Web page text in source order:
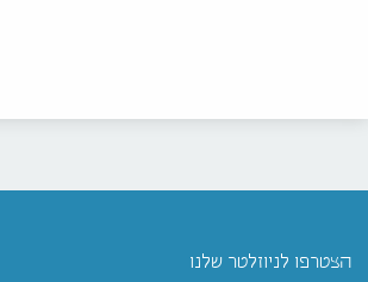
הצטרפו לניוזלטר שלנו